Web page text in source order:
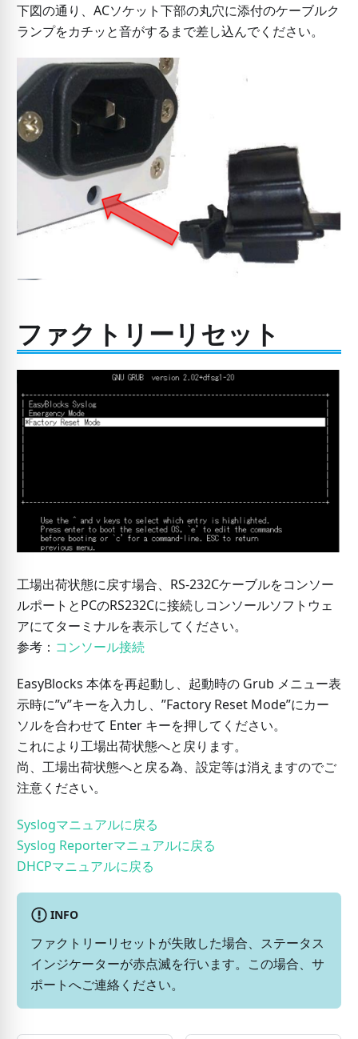
下図の通り、ACソケット下部の丸穴に添付のケーブルク
ランプをカチッと音がするまで差し込んでください。
ファクトリーリセット
工場出荷状態に戻す場合、RS-232Cケーブルをコンソー
ルポートとPCのRS232Cに接続しコンソールソフトウェ
アにてターミナルを表示してください。
参考： コンソール接続
EasyBlocks 本体を再起動し、起動時の Grub メニュー表
示時に”v”キーを入力し、”Factory Reset Mode”にカー
ソルを合わせて Enter キーを押してください。
これにより工場出荷状態へと戻ります。
尚、工場出荷状態へと戻る為、設定等は消えますのでご
注意ください。
Syslogマニュアルに戻る
Syslog Reporterマニュアルに戻る
DHCPマニュアルに戻る
INFO
ファクトリーリセットが失敗した場合、ステータス
インジケーターが赤点滅を行います。この場合、サ
ポートへご連絡ください。